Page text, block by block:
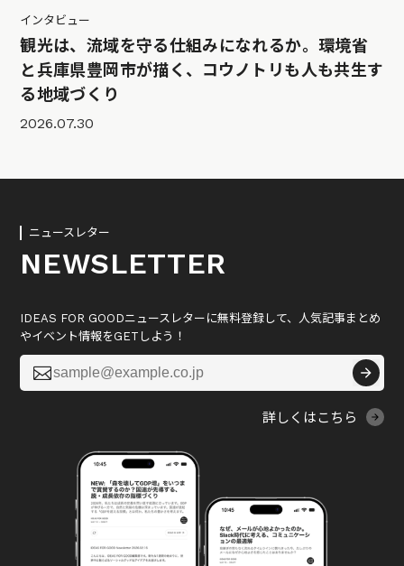
インタビュー
観光は、流域を守る仕組みになれるか。環境省
と兵庫県豊岡市が描く、コウノトリも人も共生す
る地域づくり
2026.07.30
ニュースレター
NEWSLETTER
IDEAS FOR GOODニュースレターに無料登録して、人気記事まとめ
やイベント情報をGETしよう！

詳しくはこちら